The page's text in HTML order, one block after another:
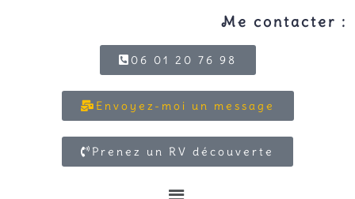
Me contacter :
06 01 20 76 98
Envoyez-moi un message
Prenez un RV découverte